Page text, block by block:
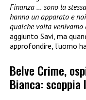
Finanza … sono la
hanno un apparato e
qualche volta
aggiunto Savi, ma
approfondire, l’uomo
Belve Crime,
Bianca: scoppia